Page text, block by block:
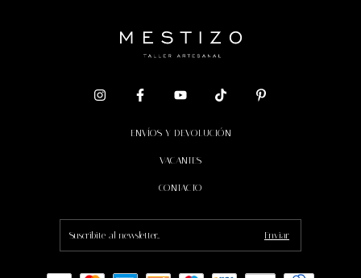
ENVÍOS Y DEVOLUCIÓN
VACANTES
CONTACTO